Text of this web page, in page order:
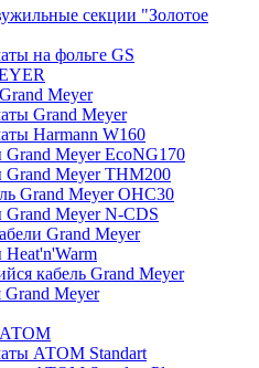
секции "Золотое
на фольге GS
Meyer
Grand Meyer
Harmann W160
Meyer EcoNG170
Meyer THM200
Grand Meyer OHC30
Meyer N-CDS
Grand Meyer
кабель Grand Meyer
Grand Meyer
АТОМ
АТОМ Standart